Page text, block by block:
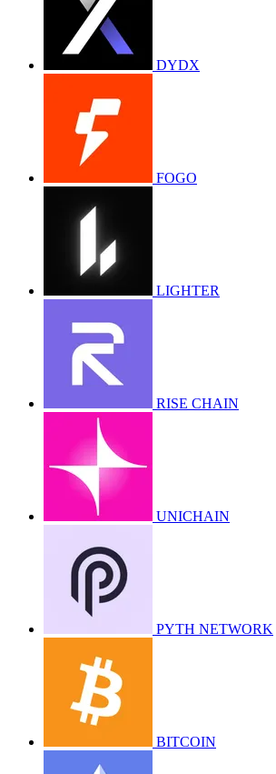
DYDX
FOGO
LIGHTER
RISE CHAIN
UNICHAIN
PYTH NETWORK
BITCOIN